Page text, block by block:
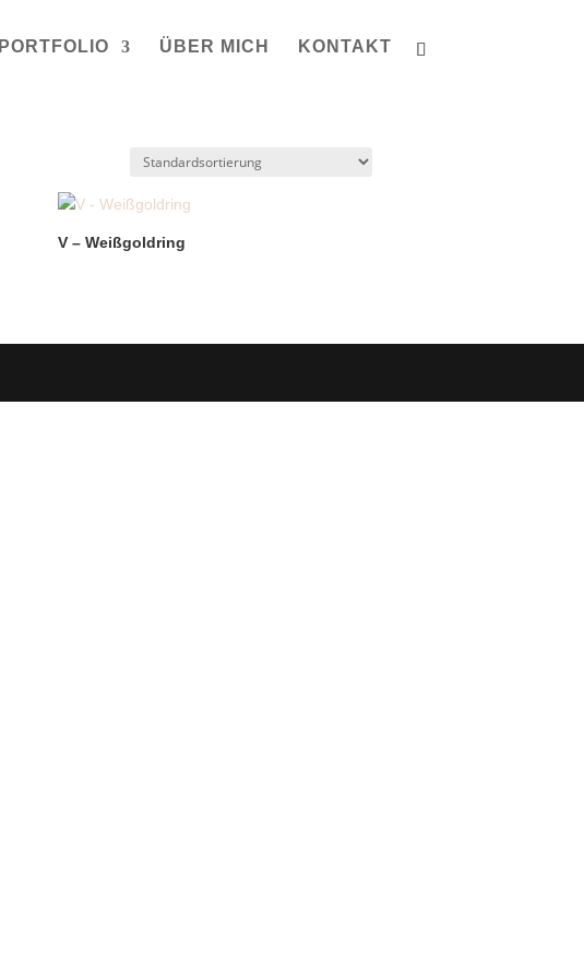
PORTFOLIO ÜBER MICH KONTAKT
V – Weißgoldring